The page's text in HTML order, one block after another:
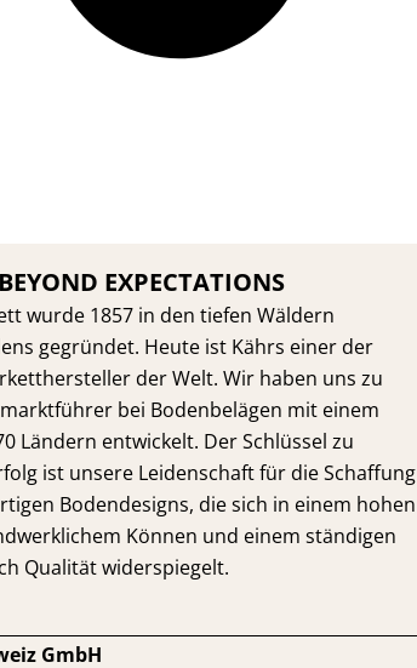
EXPECTATIONS
wurde 1857 in den tiefen Wäldern
gegründet. Heute ist Kährs einer der
der Welt. Wir haben uns zu
bei Bodenbelägen mit einem
Ländern entwickelt. Der Schlüssel zu
ist unsere Leidenschaft für die Schaffung
Bodendesigns, die sich in einem hohen
Können und einem ständigen
Qualität widerspiegelt.
GmbH